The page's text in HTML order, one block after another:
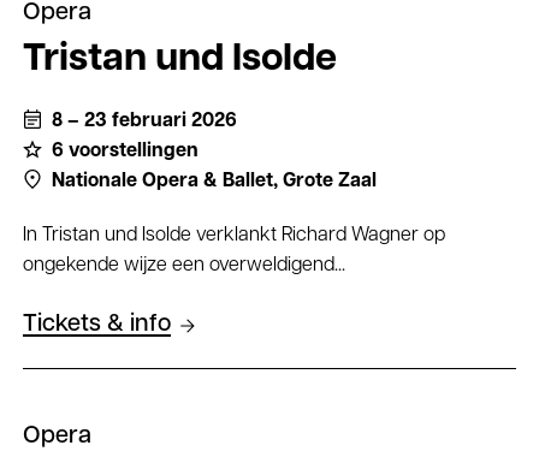
Opera
Tristan und Isolde
8 – 23 februari 2026
6 voorstellingen
Nationale Opera & Ballet, Grote Zaal
In Tristan und Isolde verklankt Richard Wagner op
ongekende wijze een overweldigend...
Tickets & info
Opera